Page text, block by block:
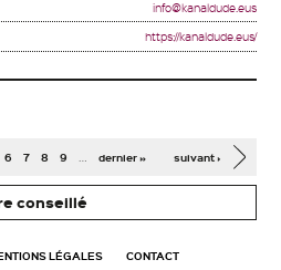
info@kanaldude.eus
https://kanaldude.eus/
6 7 8 9 … suivant ›
dernier »
conseillé
LÉGALES CONTACT